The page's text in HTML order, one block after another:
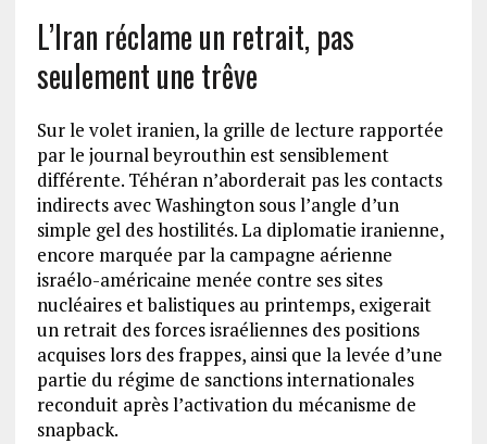
L’Iran réclame un retrait, pas
seulement une trêve
Sur le volet iranien, la grille de lecture rapportée
par le journal beyrouthin est sensiblement
différente. Téhéran n’aborderait pas les contacts
indirects avec Washington sous l’angle d’un
simple gel des hostilités. La diplomatie iranienne,
encore marquée par la campagne aérienne
israélo-américaine menée contre ses sites
nucléaires et balistiques au printemps, exigerait
un retrait des forces israéliennes des positions
acquises lors des frappes, ainsi que la levée d’une
partie du régime de sanctions internationales
reconduit après l’activation du mécanisme de
snapback.